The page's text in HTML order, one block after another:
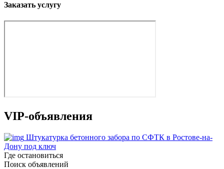
Заказать услугу
VIP-объявления
Штукатурка бетонного забора по СФТК в Ростове-на-
Дону под ключ
Где остановиться
Поиск объявлений